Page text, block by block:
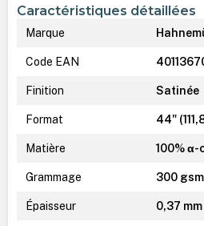
Caractéristiques détaillées
Marque
Code EAN
Finition Satinée
Format 44"
Matière 100%
Grammage 300 gsm
Épaisseur 0,37 mm